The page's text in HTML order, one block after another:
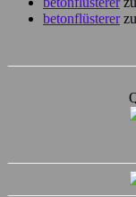
betonflüstererzu